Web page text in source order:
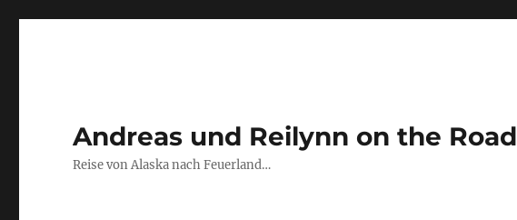
Andreas und Reilynn on the Road
Reise von Alaska nach Feuerland…